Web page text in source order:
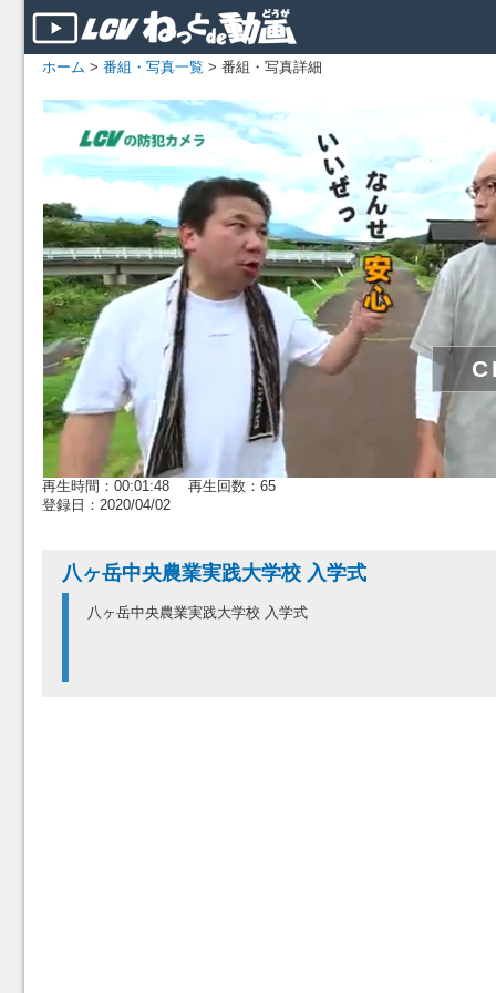
ホーム > 番組・写真一覧 > 番組・写真詳細
再生時間：00:01:48 再生回数：65
登録日：2020/04/02
八ヶ岳中央農業実践大学校 入学式
八ヶ岳中央農業実践大学校 入学式